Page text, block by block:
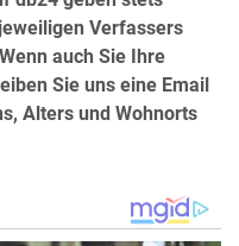
Verfassers
auch Sie Ihre
Sie uns eine Email
Alters und Wohnorts